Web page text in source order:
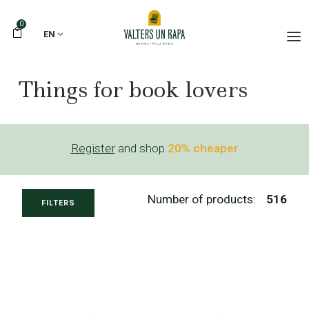
0
EN
Things for book lovers
Register and shop 20% cheaper
FILTERS Number of products: 516